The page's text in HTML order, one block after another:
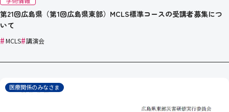
第21回広島県（第1回広島県東部）MCLS標準コースの受講者募集につ
いて
#MCLS#講演会
医療関係のみなさま